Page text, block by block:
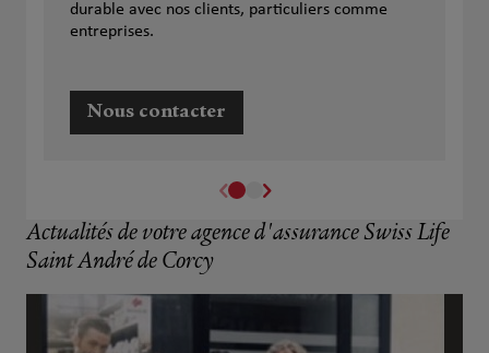
durable avec nos clients, particuliers comme
entreprises.
Nous contacter
Actualités de votre agence d'assurance Swiss Life
Saint André de Corcy